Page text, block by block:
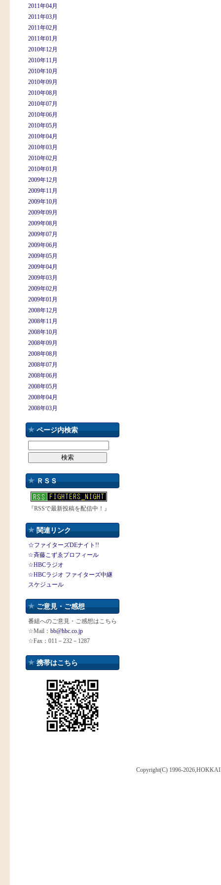
2011年04月
2011年03月
2011年02月
2011年01月
2010年12月
2010年11月
2010年10月
2010年09月
2010年08月
2010年07月
2010年06月
2010年05月
2010年04月
2010年03月
2010年02月
2010年01月
2009年12月
2009年11月
2009年10月
2009年09月
2009年08月
2009年07月
2009年06月
2009年05月
2009年04月
2009年03月
2009年02月
2009年01月
2008年12月
2008年11月
2008年10月
2008年09月
2008年08月
2008年07月
2008年06月
2008年05月
2008年04月
2008年03月
ページ内検索
ＲＳＳ
『RSSで最新投稿を配信中！』
関連リンク
☆ファイターズDEナイト!!
☆斉藤こずゑプロフィール
☆HBCラジオ
☆HBCラジオ ファイターズ中継
スケジュール
ご意見・ご感想
番組へのご意見・ご感想はこちら
☆Mail： bb@hbc.co.jp
☆Fax：011－232－1287
携帯はこちら
Copyright(C) 1996-